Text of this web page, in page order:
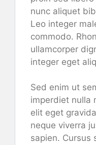
nunc aliquet
Leo integer
commodo.
ullamcorper
integer eget
Sed enim ut
imperdiet nulla
elit eget
neque viverra
sapien. Cursus